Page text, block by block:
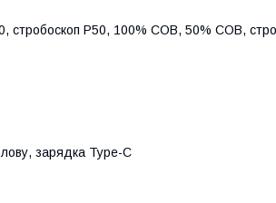
стробоскоп P50, 100% COB, 50% COB,
зарядка Type-C